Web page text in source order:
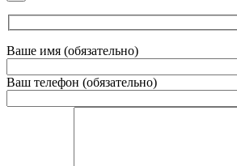
Ваше имя (обязательно)
Ваш телефон (обязательно)